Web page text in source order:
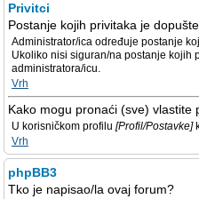
Privitci
Postanje kojih privitaka je
Administrator/ica određuje postanje
Ukoliko nisi siguran/na postanje kojih
administratora/icu.
Vrh
Kako mogu pronaći (sve) vlastite
U korisničkom profilu [Profil/Postavke]
Vrh
phpBB3
Tko je napisao/la ovaj forum?